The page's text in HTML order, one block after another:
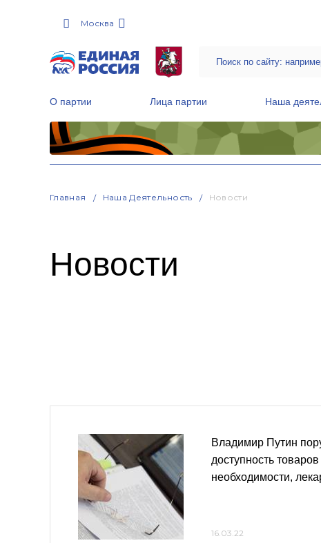
Москва
О партии Лица партии Наша
Главная Наша Деятельность Новости
Новости
Владимир Путин
доступность
необходимости,
16.03.22